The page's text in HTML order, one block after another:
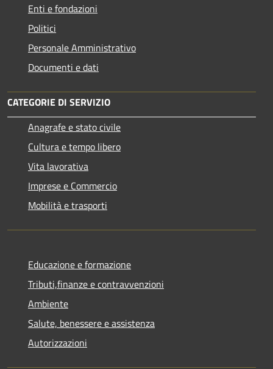
Enti e fondazioni
Politici
Personale Amministrativo
Documenti e dati
CATEGORIE DI SERVIZIO
Anagrafe e stato civile
Cultura e tempo libero
Vita lavorativa
Imprese e Commercio
Mobilità e trasporti
Educazione e formazione
Tributi,finanze e contravvenzioni
Ambiente
Salute, benessere e assistenza
Autorizzazioni